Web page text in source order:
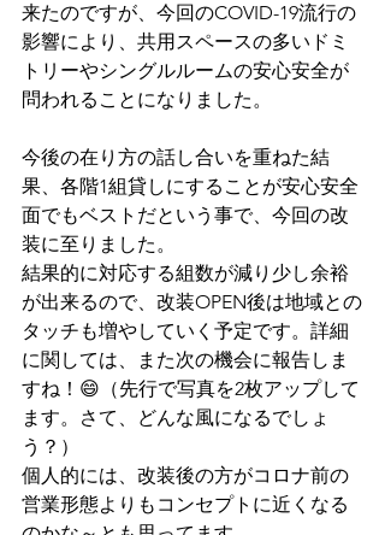
来たのですが、今回のCOVID-19流行の
影響により、共用スペースの多いドミ
トリーやシングルルームの安心安全が
問われることになりました。
今後の在り方の話し合いを重ねた結
果、各階1組貸しにすることが安心安全
面でもベストだという事で、今回の改
装に至りました。
結果的に対応する組数が減り少し余裕
が出来るので、改装OPEN後は地域との
タッチも増やしていく予定です。詳細
に関しては、また次の機会に報告しま
すね！😄（先行で写真を2枚アップして
ます。さて、どんな風になるでしょ
う？）
個人的には、改装後の方がコロナ前の
営業形態よりもコンセプトに近くなる